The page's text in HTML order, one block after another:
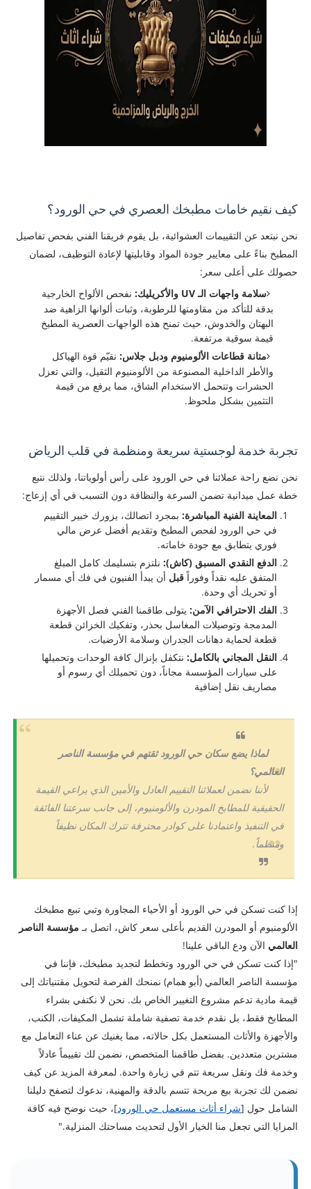
كيف نقيم خامات مطبخك العصري في حي الورود؟
​نحن نبتعد عن التقييمات العشوائية، بل يقوم فريقنا الفني بفحص تفاصيل
المطبخ بناءً على معايير جودة المواد وقابليتها لإعادة التوظيف، لضمان
حصولك على أعلى سعر:
سلامة واجهات الـ UV والأكريليك:
نفحص الألواح الخارجية
بدقة للتأكد من مقاومتها للرطوبة، وثبات ألوانها الزاهية ضد
البهتان والخدوش، حيث تمنح هذه الواجهات العصرية المطبخ
قيمة سوقية مرتفعة.
متانة قطاعات الألومنيوم ودبل جلاس:نقيّم قوة الهياكل
والأطر الداخلية المصنوعة من الألومنيوم الثقيل، والتي تعزل
الحشرات وتتحمل الاستخدام الشاق، مما يرفع من قيمة
التثمين بشكل ملحوظ.
تجربة خدمة لوجستية سريعة ومنظمة في قلب الرياض
​نحن نضع راحة عملائنا في حي الورود على رأس أولوياتنا، ولذلك نتبع
خطة عمل ميدانية تضمن السرعة والنظافة دون التسبب في أي إزعاج:
المعاينة الفنية المباشرة:بمجرد اتصالك، يزورك خبير التقييم
في حي الورود لفحص المطبخ وتقديم أفضل عرض مالي
فوري يتطابق مع جودة خاماته.
الدفع النقدي المسبق (كاش):نلتزم بتسليمك كامل المبلغ
المتفق عليه نقداً وفوراًقبل أن يبدأ الفنيون في فك أي مسمار
أو تحريك أي وحدة.
الفك الاحترافي الآمن:يتولى طاقمنا الفني فصل الأجهزة
المدمجة وتوصيلات المغاسل بحذر، وتفكيك الخزائن قطعة
قطعة لحماية دهانات الجدران وسلامة الأرضيات.
النقل المجاني بالكامل:نتكفل بإنزال كافة الوحدات وتحميلها
على سيارات المؤسسة مجاناً، دون تحميلك أي رسوم أو
مصاريف نقل إضافية
لماذا يضع سكان حي الورود ثقتهم في مؤسسة الناصر
العالمي؟
لأننا نضمن لعملائنا التقييم العادل والأمين الذي يراعي القيمة
الحقيقية للمطابخ المودرن والألومنيوم، إلى جانب سرعتنا الفائقة
في التنفيذ واعتمادنا على كوادر محترفة تترك المكان نظيفاً
ومنظماً.
​إذا كنت تسكن في حي الورود أو الأحياء المجاورة وتبي تبيع مطبخك
الألومنيوم أو المودرن القديم بأعلى سعر كاش، اتصل بـ مؤسسة الناصر
العالمي الآن ودع الباقي علينا!
​"إذا كنت تسكن في حي الورود وتخطط لتجديد مطبخك، فإننا في
مؤسسة الناصر العالمي (أبو همام) نمنحك الفرصة لتحويل مقتنياتك إلى
قيمة مادية تدعم مشروع التغيير الخاص بك. نحن لا نكتفي بشراء
المطابخ فقط، بل نقدم خدمة تصفية شاملة تشمل المكيفات، الكنب،
والأجهزة والأثاث المستعمل بكل حالاته، مما يغنيك عن عناء التعامل مع
مشترين متعددين. بفضل طاقمنا المتخصص، نضمن لك تقييماً عادلاً
وخدمة فك ونقل سريعة تتم في زيارة واحدة. لمعرفة المزيد عن كيف
نضمن لك تجربة بيع مريحة تتسم بالدقة والمهنية، ندعوك لتصفح دليلنا
الشامل حول [شراء أثاث مستعمل حي الورود]، حيث نوضح فيه كافة
المزايا التي تجعل منا الخيار الأول لتحديث مساحتك المنزلية."